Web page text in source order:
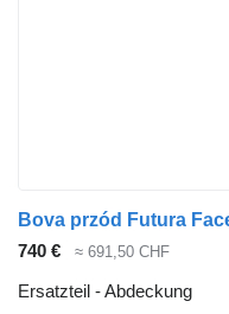
740 € ≈ 691,50 CHF
Ersatzteil - Abdeckung